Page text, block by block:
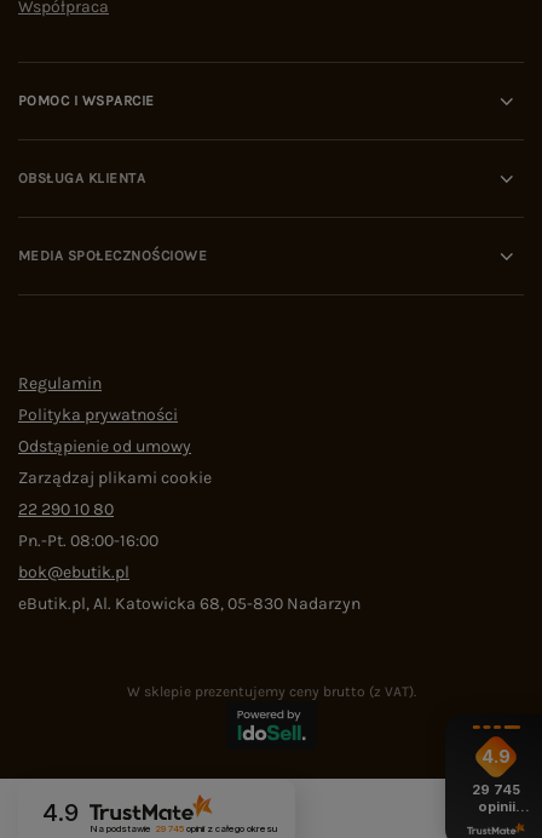
Współpraca
POMOC I WSPARCIE
OBSŁUGA KLIENTA
MEDIA SPOŁECZNOŚCIOWE
Regulamin
Polityka prywatności
Odstąpienie od umowy
Zarządzaj plikami cookie
22 290 10 80
Pn.-Pt. 08:00-16:00
bok@ebutik.pl
eButik.pl,Al. Katowicka 68,05-830 Nadarzyn
W sklepie prezentujemy ceny brutto (z VAT).
4.9
Na podstawie 29 745opinii z całego okresu
4.9
29 745
opinii
z całego